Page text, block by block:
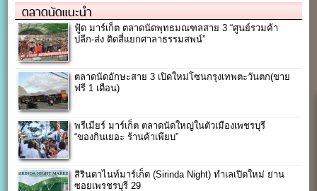
ตลาดนัดแนะนำ
ฟู้ด มาร์เก็ต ตลาดนัดพุทธมณฑลสาย 3 “ศูนย์รวมค้า
ปลีก-ส่ง ติดสี่แยกศาลาธรรมสพน์”
ตลาดนัดอักษะสาย 3 เปิดใหม่โซนกรุงเทพตะวันตก(ขาย
ฟรี 1 เดือน)
พรีเมียร์ มาร์เก็ต ตลาดนัดใหญ่ในตัวเมืองเพชรบุรี
“ของกินเยอะ ร้านค้าเพียบ”
สิรินดาไนท์มาร์เก็ต (Sirinda Night) ทำเลเปิดใหม่ ย่าน
ซอยเพรชรบุรี 29